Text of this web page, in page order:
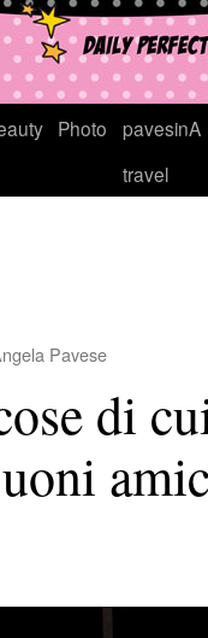
Photo
pavesinA
travel
Pavese
di